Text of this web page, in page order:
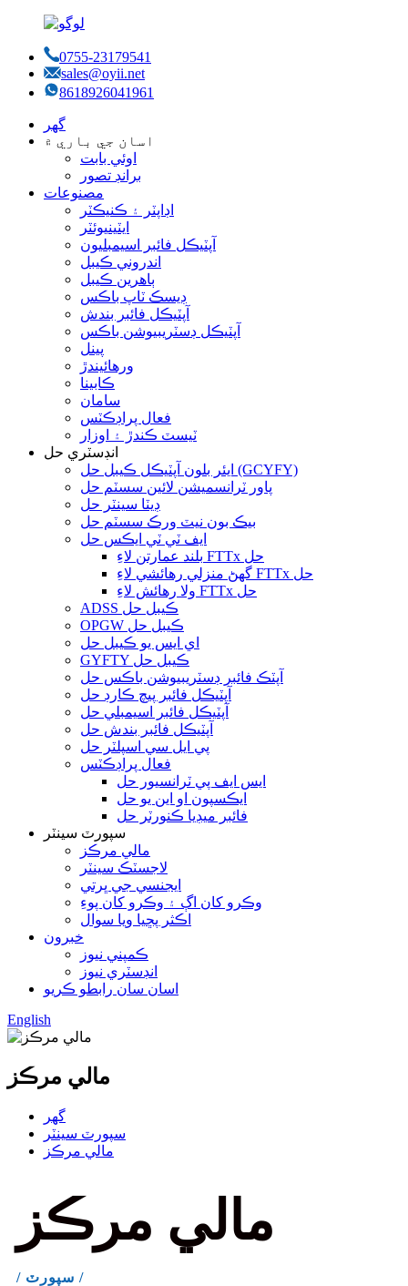
0755-23179541
sales@oyii.net
8618926041961
گھر
اسان جي باري ۾
اوئي بابت
برانڊ تصور
مصنوعات
اڊاپٽر ۽ ڪنيڪٽر
ايٽينيوئٽر
آپٽيڪل فائبر اسيمبليون
اندروني ڪيبل
ٻاهرين ڪيبل
ڊيسڪ ٽاپ باڪس
آپٽيڪل فائبر بندش
آپٽيڪل ڊسٽريبيوشن باڪس
پينل
ورهائيندڙ
ڪابينا
سامان
فعال پراڊڪٽس
ٽيسٽ ڪندڙ ۽ اوزار
انڊسٽري حل
ايئر بلون آپٽيڪل ڪيبل حل (GCYFY)
پاور ٽرانسميشن لائين سسٽم حل
ڊيٽا سينٽر حل
بيڪ بون نيٽ ورڪ سسٽم حل
ايف ٽي ٽي ايڪس حل
بلند عمارتن لاءِ FTTx حل
گھڻ منزلي رهائشي لاءِ FTTx حل
ولا رهائش لاءِ FTTx حل
ADSS ڪيبل حل
OPGW ڪيبل حل
اي ايس يو ڪيبل حل
GYFTY ڪيبل حل
آپٽڪ فائبر ڊسٽريبيوشن باڪس حل
آپٽيڪل فائبر پيچ ڪارڊ حل
آپٽيڪل فائبر اسيمبلي حل
آپٽيڪل فائبر بندش حل
پي ايل سي اسپلٽر حل
فعال پراڊڪٽس
ايس ايف پي ٽرانسيور حل
ايڪسپون او اين يو حل
فائبر ميڊيا ڪنورٽر حل
سپورٽ سينٽر
مالي مرڪز
لاجسٽڪ سينٽر
ايجنسي جي ڀرتي
وڪرو کان اڳ ۽ وڪرو کان پوءِ
اڪثر پڇيا ويا سوال
خبرون
ڪمپني نيوز
انڊسٽري نيوز
اسان سان رابطو ڪريو
English
مالي مرڪز
گھر
سپورٽ سينٽر
مالي مرڪز
مالي مرڪز
/ سپورٽ /